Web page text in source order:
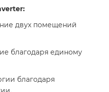
двух помещений
благодаря единому
благодаря